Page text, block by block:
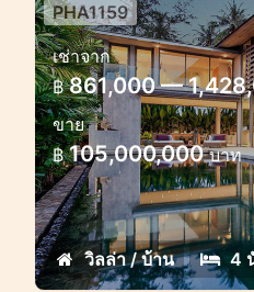
4 bedroom villa
Nga
Amaizing sea view
bedroom luxury villa
PHA1159
เช่าจาก
฿ 861,000 —
ขาย
฿ 105,000,000บาท
วิลล่า / บ้าน 4